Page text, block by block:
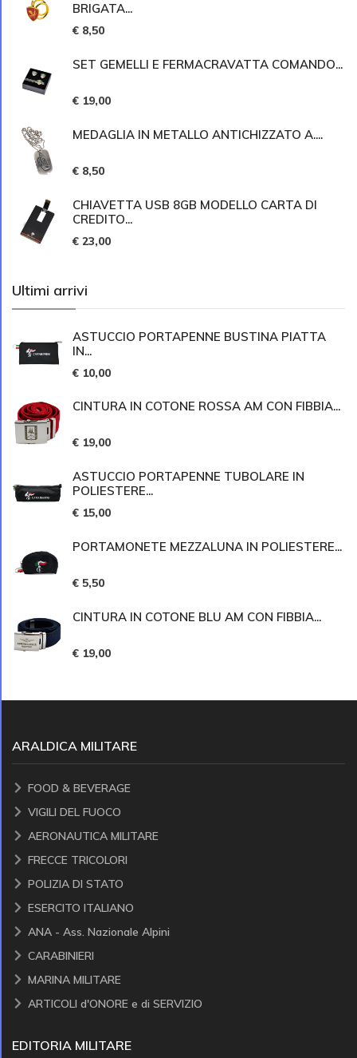
BRIGATA...
€ 8,50
SET GEMELLI E FERMACRAVATTA COMANDO...
€ 19,00
MEDAGLIA IN METALLO ANTICHIZZATO A....
€ 8,50
CHIAVETTA USB 8GB MODELLO CARTA DI
CREDITO...
€ 23,00
Ultimi arrivi
ASTUCCIO PORTAPENNE BUSTINA PIATTA
IN...
€ 10,00
CINTURA IN COTONE ROSSA AM CON FIBBIA...
€ 19,00
ASTUCCIO PORTAPENNE TUBOLARE IN
POLIESTERE...
€ 15,00
PORTAMONETE MEZZALUNA IN POLIESTERE...
€ 5,50
CINTURA IN COTONE BLU AM CON FIBBIA...
€ 19,00
ARALDICA MILITARE
FOOD & BEVERAGE
VIGILI DEL FUOCO
AERONAUTICA MILITARE
FRECCE TRICOLORI
POLIZIA DI STATO
ESERCITO ITALIANO
ANA - Ass. Nazionale Alpini
CARABINIERI
MARINA MILITARE
ARTICOLI d'ONORE e di SERVIZIO
EDITORIA MILITARE